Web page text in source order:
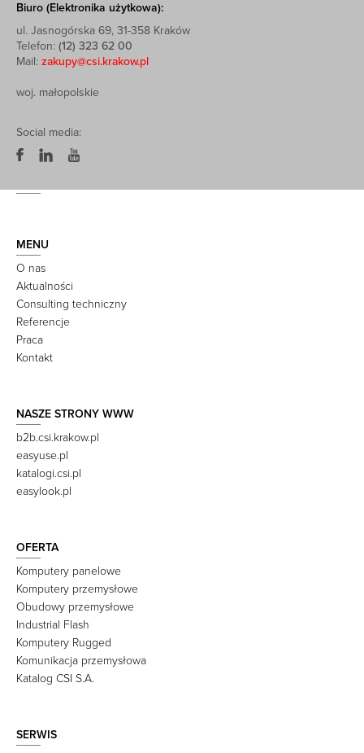
Biuro (Elektronika użytkowa):
ul. Jasnogórska 69, 31-358 Kraków
Telefon: (12) 323 62 00
Mail: zakupy@csi.krakow.pl
woj. małopolskie
Social media:
MENU
O nas
Aktualności
Consulting techniczny
Referencje
Praca
Kontakt
NASZE STRONY WWW
b2b.csi.krakow.pl
easyuse.pl
katalogi.csi.pl
easylook.pl
OFERTA
Komputery panelowe
Komputery przemysłowe
Obudowy przemysłowe
Industrial Flash
Komputery Rugged
Komunikacja przemysłowa
Katalog CSI S.A.
SERWIS